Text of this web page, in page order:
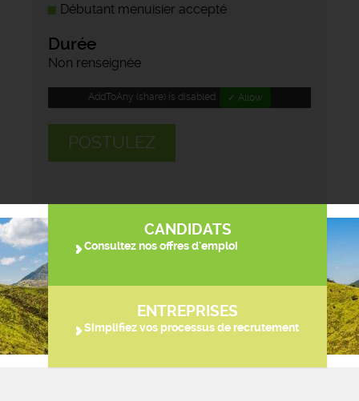
Débutant menuisier accepté
Durée
Non renseignée
AddToAny (share) is disabled. ✓ Allow
POSTULEZ
CANDIDATS
Consultez nos offres d'emploi
ENTREPRISES
Simplifiez vos processus de recrutement